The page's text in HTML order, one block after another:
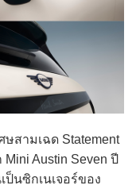
ามเฉด Statement
Austin Seven ปี
ป็นซิกเนเจอร์ของ